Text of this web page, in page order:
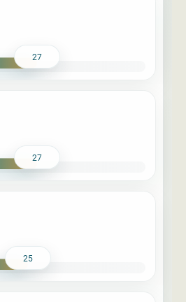
27
27
25